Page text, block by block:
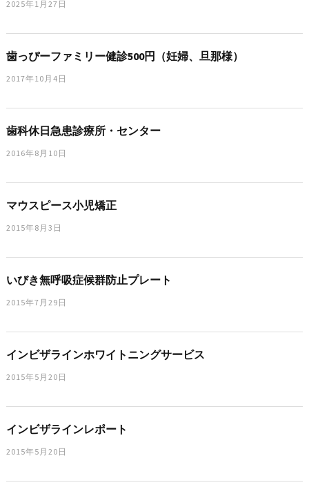
2025年1月27日
歯っぴーファミリー健診500円（妊婦、旦那様）
2017年10月4日
歯科休日急患診療所・センター
2016年8月10日
マウスピース小児矯正
2015年8月3日
いびき無呼吸症候群防止プレート
2015年7月29日
インビザラインホワイトニングサービス
2015年5月20日
インビザラインレポート
2015年5月20日